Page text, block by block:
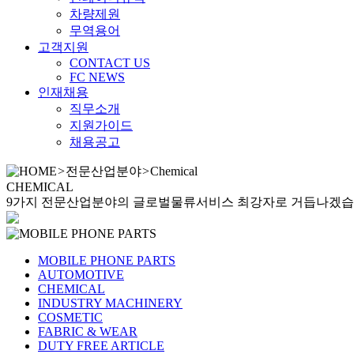
차량제원
무역용어
고객지원
CONTACT US
FC NEWS
인재채용
직무소개
지원가이드
채용공고
>전문산업분야>Chemical
CHEMICAL
9가지 전문산업분야의 글로벌물류서비스 최강자로 거듭나겠
MOBILE PHONE PARTS
AUTOMOTIVE
CHEMICAL
INDUSTRY MACHINERY
COSMETIC
FABRIC & WEAR
DUTY FREE ARTICLE